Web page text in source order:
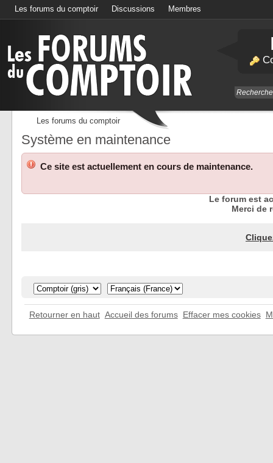
Les forums du comptoir Discussions Membres
Les forums du comptoir
Système en maintenance
Ce site est actuellement en cours de maintenance.
Le forum est
Merci de
Retourner en haut Accueil des forums Effacer mes cookies